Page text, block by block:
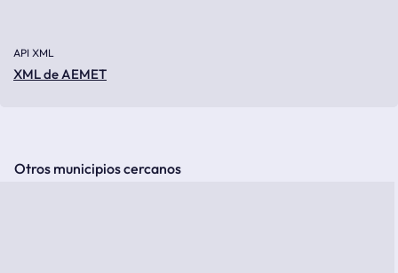
API XML
XML de AEMET
Otros municipios cercanos